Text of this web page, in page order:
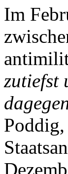
Im
zutiefst